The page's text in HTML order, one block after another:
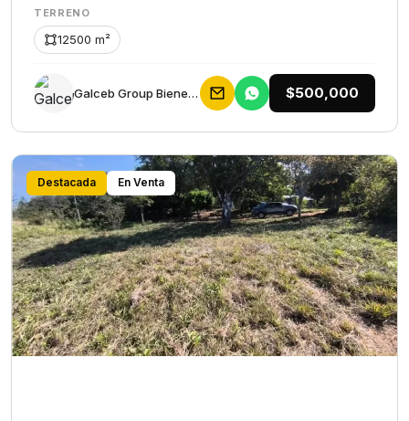
TERRENO
12500 m²
Galceb Group Bienes Raices $500,000
Destacada En Venta